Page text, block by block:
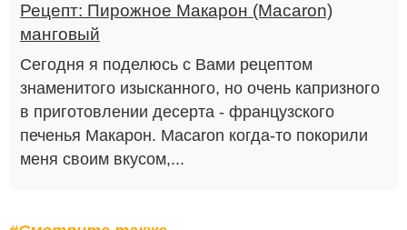
Рецепт: Пирожное Макарон (Macaron)
манговый
Сегодня я поделюсь с Вами рецептом
знаменитого изысканного, но очень капризного
в приготовлении десерта - французского
печенья Макарон. Macaron когда-то покорили
меня своим вкусом,...